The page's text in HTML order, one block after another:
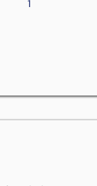
1